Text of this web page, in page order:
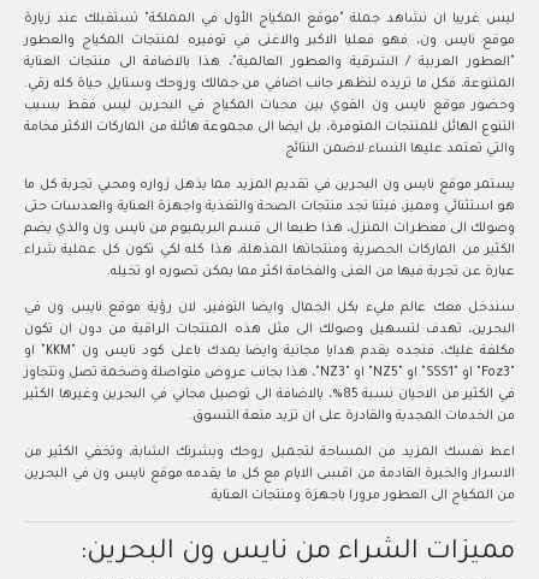
ليس غريبا ان نشاهد جملة "موقع المكياج الأول في المملكة" تستقبلك عند زيارة
موقع نايس ون، فهو فعليا الاكبر والاغنى في توفيره لمنتجات المكياج والعطور
"العطور العربية / الشرقية والعطور العالمية"، هذا بالاضافة الى منتجات العناية
المتنوعة، فكل ما تريده لتظهر جانب اضافي من جمالك وروحك وستايل حياة كله رقي.
وحضور موقع نايس ون القوي بين محبات المكياج في البحرين ليس فقط بسبب
التنوع الهائل للمنتجات المتوفرة، بل ايضا الى مجموعة هائلة من الماركات الاكثر فخامة
والتي تعتمد عليها النساء لاضمن النتائج.
يستمر موقع نايس ون البحرين في تقديم المزيد مما يذهل زواره ومحبي تجربة كل ما
هو استثنائي ومميز، فبتنا نجد منتجات الصحة والتغذية واجهزة العناية والعدسات حتى
وصولك الى معطرات المنزل، هذا طبعا الى قسم البريميوم من نايس ون والذي يضم
الكثير من الماركات الحصرية ومنتجاتها المذهلة، هذا كله لكي تكون كل عملية شراء
عبارة عن تجربة فيها من الغنى والفخامة اكثر مما يمكن تصوره او تخيله.
سندخل معك عالم مليء بكل الجمال وايضا التوفير، لان رؤية موقع نايس ون في
البحرين، تهدف لتسهيل وصولك الى مثل هذه المنتجات الراقية من دون ان تكون
مكلفة عليك، فنجده يقدم هدايا مجانية وايضا يمدك باعلى كود نايس ون "KKM" او
"Foz3" او "SSS1" او "NZ5" او "NZ3"، هذا بجانب عروض متواصلة وضخمة تصل وتتجاوز
في الكثير من الاحيان نسبة 85%، بالاضافة الى توصيل مجاني في البحرين وغيرها الكثير
من الخدمات المجدية والقادرة على ان تزيد متعة التسوق.
اعط نفسك المزيد من المساحة لتجميل روحك وبشرتك الشابة، وتخفي الكثير من
الاسرار والخبرة القادمة من اقسى الايام مع كل ما يقدمه موقع نايس ون في البحرين
من المكياج الى العطور مرورا باجهزة ومنتجات العناية.
مميزات الشراء من نايس ون البحرين: